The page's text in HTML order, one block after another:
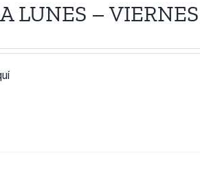
LUNES – VIERNES